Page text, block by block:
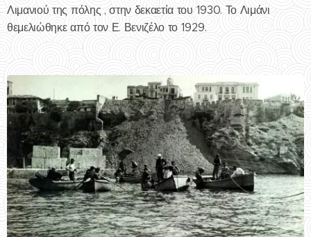
Λιμανιού της πόλης , στην δεκαετία του 1930. Το Λιμάνι
θεμελιώθηκε από τον Ε. Βενιζέλο το 1929.